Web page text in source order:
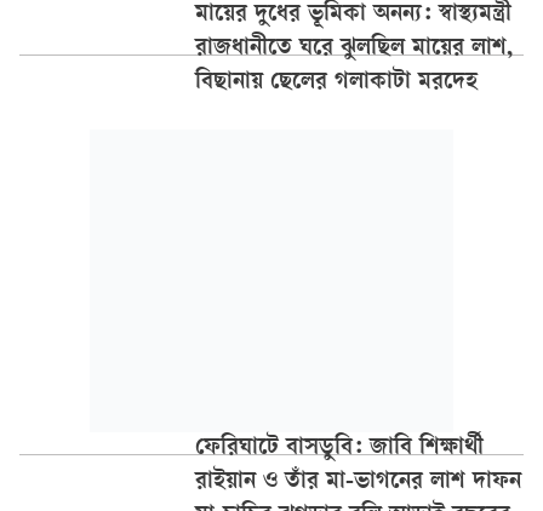
মায়ের দুধের ভূমিকা অনন্য: স্বাস্থ্যমন্ত্রী
রাজধানীতে ঘরে ঝুলছিল মায়ের লাশ,
বিছানায় ছেলের গলাকাটা মরদেহ
ফেরিঘাটে বাসডুবি: জাবি শিক্ষার্থী
রাইয়ান ও তাঁর মা-ভাগনের লাশ দাফন